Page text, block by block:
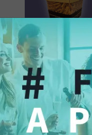
prodotto